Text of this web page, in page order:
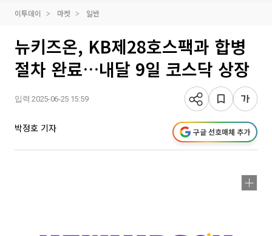
이투데이 마켓 일반
뉴키즈온, KB제28호스팩과 합병
절차 완료…내달 9일 코스닥 상장
입력 2025-06-25 15:59
박정호 기자 구글 선호매체 추가